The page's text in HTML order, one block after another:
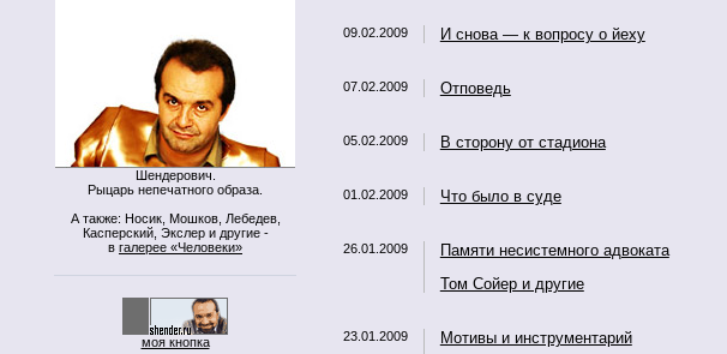
Шендерович.
Рыцарь непечатного образа.
А также: Носик, Мошков, Лебедев,
Касперский, Экслер и другие -
в галерее «Человеки»
моя кнопка
09.02.2009 И снова — к вопросу о йеху
07.02.2009 Отповедь
05.02.2009 В сторону от стадиона
01.02.2009 Что было в суде
26.01.2009
Памяти несистемного адвоката
Том Сойер и другие
23.01.2009
Мотивы и инструментарий